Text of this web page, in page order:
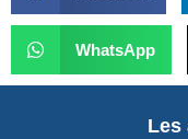
WhatsApp
Les